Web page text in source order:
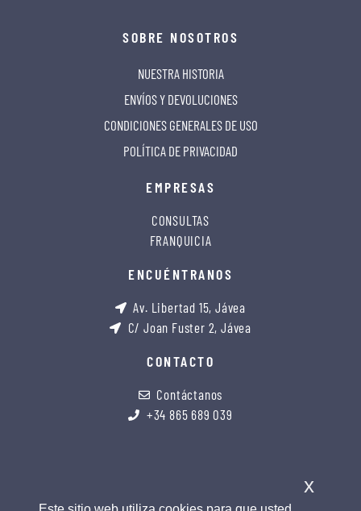
SOBRE NOSOTROS
NUESTRA HISTORIA
ENVÍOS Y DEVOLUCIONES
CONDICIONES GENERALES DE USO
POLÍTICA DE PRIVACIDAD
EMPRESAS
CONSULTAS
FRANQUICIA
ENCUÉNTRANOS
Av. Libertad 15, Jávea
C/ Joan Fuster 2, Jávea
CONTACTO
Contáctanos
+34 865 689 039
x